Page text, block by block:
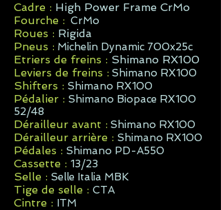
Cadre : High Power Frame CrMo
Fourche : CrMo
Roues : Rigida
Pneus : Michelin Dynamic 700x25c
Etriers de freins : Shimano RX100
Leviers de freins : Shimano RX100
Shifters : Shimano RX100
Pédalier : Shimano Biopace RX100
52/48
Dérailleur avant : Shimano RX100
Dérailleur arrière : Shimano RX100
Pédales : Shimano PD-A550
Cassette : 13/23
Selle : Selle Italia MBK
Tige de selle : CTA
Cintre : ITM